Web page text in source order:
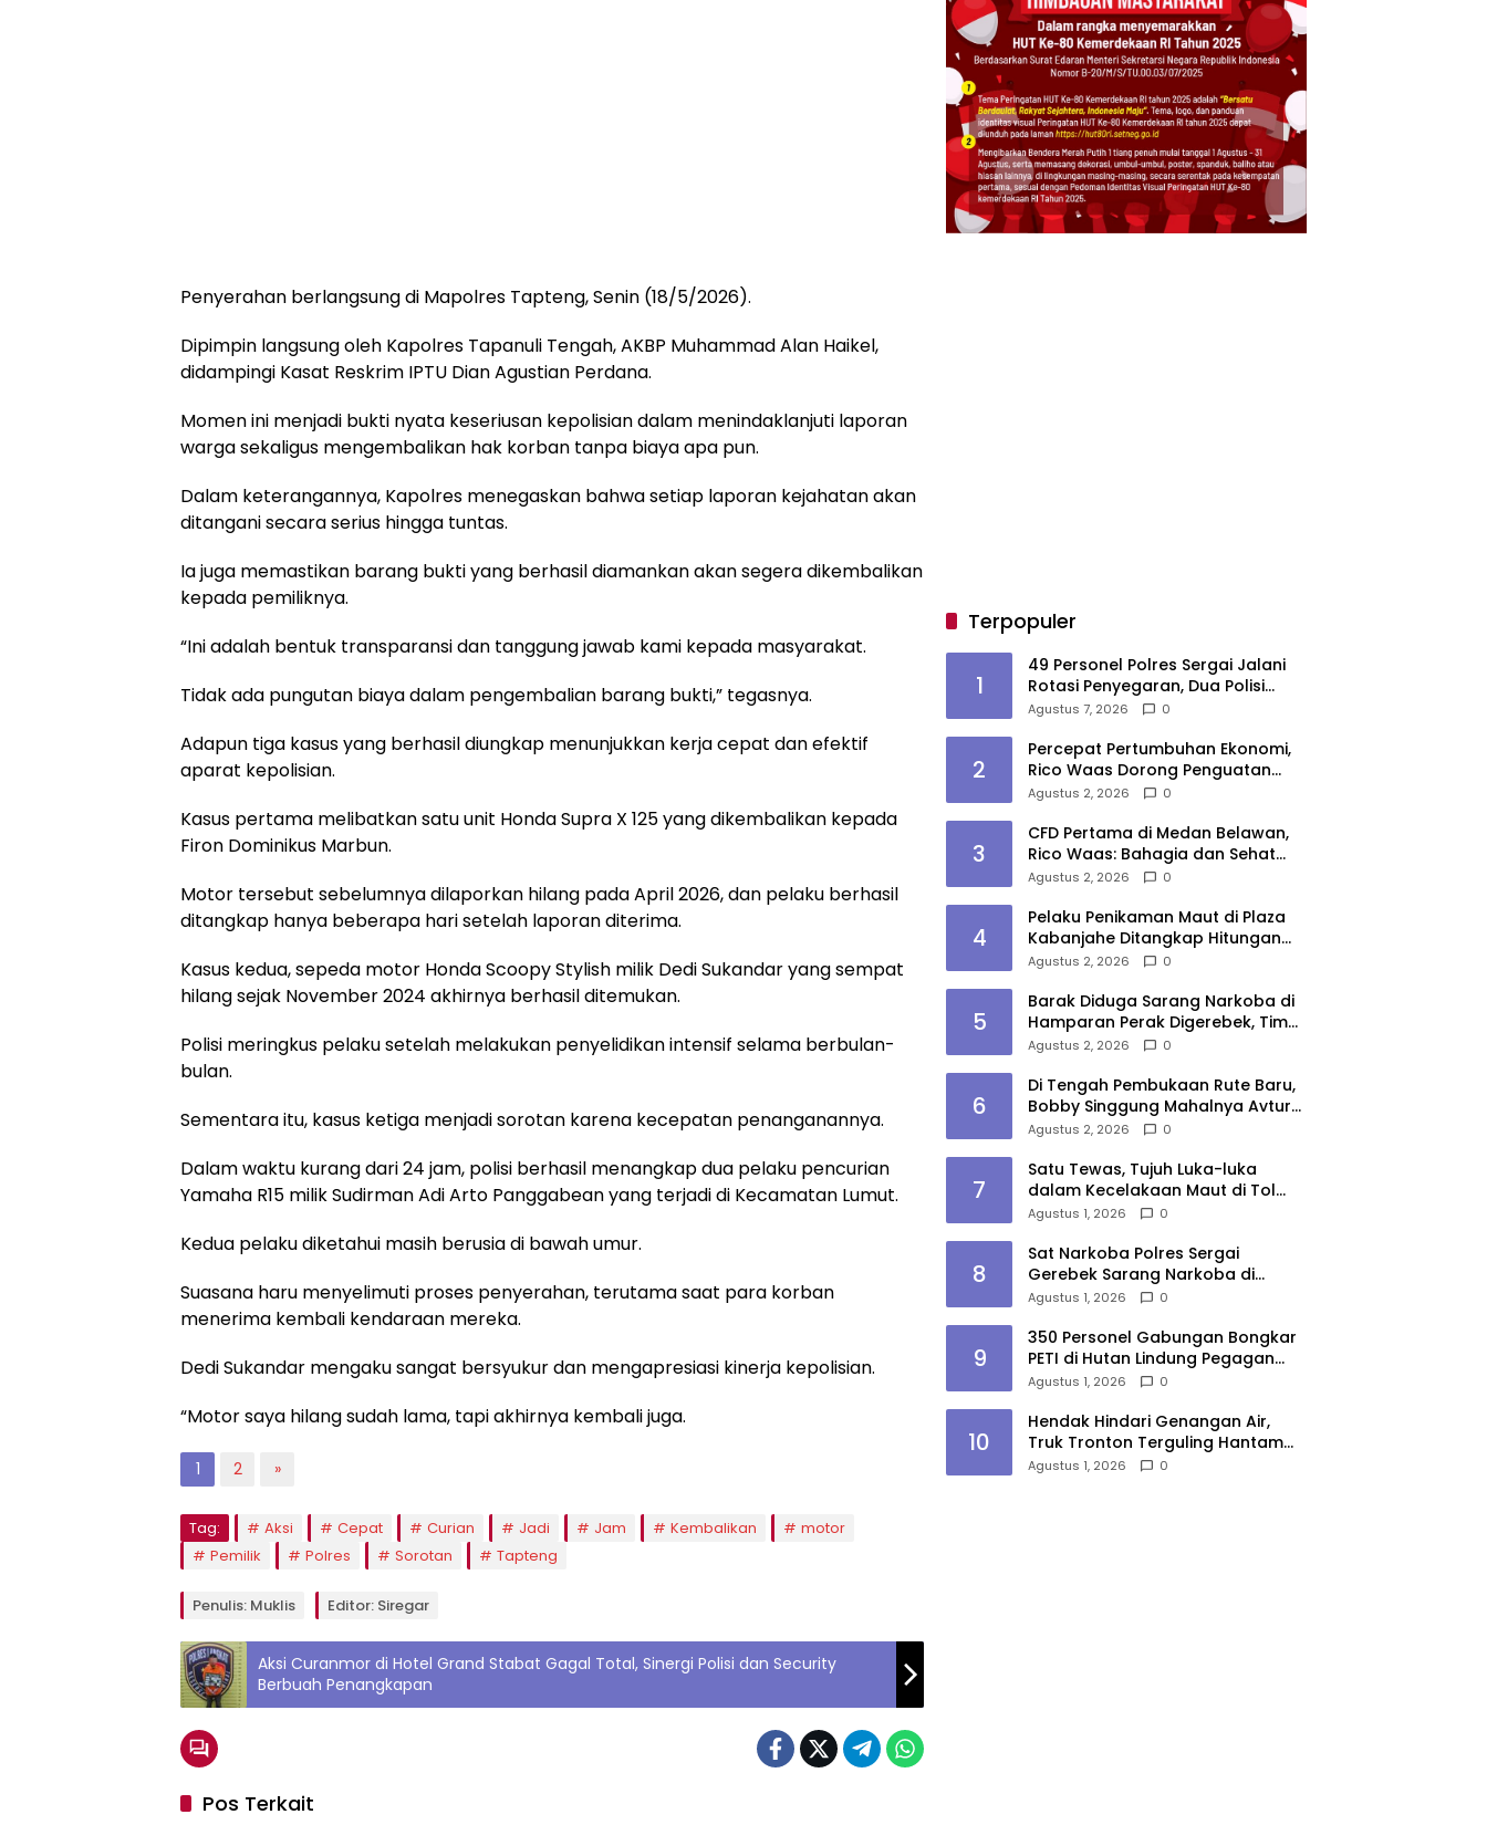
Penyerahan berlangsung di Mapolres Tapteng, Senin (18/5/2026).
Dipimpin langsung oleh Kapolres Tapanuli Tengah, AKBP Muhammad Alan Haikel,
didampingi Kasat Reskrim IPTU Dian Agustian Perdana.
Momen ini menjadi bukti nyata keseriusan kepolisian dalam menindaklanjuti laporan
warga sekaligus mengembalikan hak korban tanpa biaya apa pun.
Dalam keterangannya, Kapolres menegaskan bahwa setiap laporan kejahatan akan
ditangani secara serius hingga tuntas.
Ia juga memastikan barang bukti yang berhasil diamankan akan segera dikembalikan
kepada pemiliknya.
“Ini adalah bentuk transparansi dan tanggung jawab kami kepada masyarakat.
Tidak ada pungutan biaya dalam pengembalian barang bukti,” tegasnya.
Adapun tiga kasus yang berhasil diungkap menunjukkan kerja cepat dan efektif
aparat kepolisian.
Kasus pertama melibatkan satu unit Honda Supra X 125 yang dikembalikan kepada
Firon Dominikus Marbun.
Motor tersebut sebelumnya dilaporkan hilang pada April 2026, dan pelaku berhasil
ditangkap hanya beberapa hari setelah laporan diterima.
Kasus kedua, sepeda motor Honda Scoopy Stylish milik Dedi Sukandar yang sempat
hilang sejak November 2024 akhirnya berhasil ditemukan.
Polisi meringkus pelaku setelah melakukan penyelidikan intensif selama berbulan-
bulan.
Sementara itu, kasus ketiga menjadi sorotan karena kecepatan penanganannya.
Dalam waktu kurang dari 24 jam, polisi berhasil menangkap dua pelaku pencurian
Yamaha R15 milik Sudirman Adi Arto Panggabean yang terjadi di Kecamatan Lumut.
Kedua pelaku diketahui masih berusia di bawah umur.
Suasana haru menyelimuti proses penyerahan, terutama saat para korban
menerima kembali kendaraan mereka.
Dedi Sukandar mengaku sangat bersyukur dan mengapresiasi kinerja kepolisian.
“Motor saya hilang sudah lama, tapi akhirnya kembali juga.
1 2 »
Tag: Aksi Cepat Curian Jadi Jam Kembalikan
motor
Pemilik
Polres Sorotan Tapteng
Penulis: Muklis Editor: Siregar
Aksi Curanmor di Hotel Grand Stabat Gagal Total, Sinergi Polisi dan Security
Berbuah Penangkapan
Pos Terkait
Terpopuler
1
49 Personel Polres Sergai Jalani
Rotasi Penyegaran, Dua Polisi
Masuki Masa Purnawirawan
Agustus 7, 2026 0
2
Percepat Pertumbuhan Ekonomi,
Rico Waas Dorong Penguatan
Sinergi Pemko-DPRD Medan
Agustus 2, 2026 0
3
CFD Pertama di Medan Belawan,
Rico Waas: Bahagia dan Sehat
Harus Menjangkau Seluruh Sudut
Agustus 2, 2026 0
4
Pelaku Penikaman Maut di Plaza
Kabanjahe Ditangkap Hitungan
Menit, Polisi Dalami Motif
Agustus 2, 2026 0
5
Barak Diduga Sarang Narkoba di
Hamparan Perak Digerebek, Tim
Gabungan Musnahkan Lokasi
Agustus 2, 2026 0
6
Di Tengah Pembukaan Rute Baru,
Bobby Singgung Mahalnya Avtur
Kualanamu
Agustus 2, 2026 0
7
Satu Tewas, Tujuh Luka-luka
dalam Kecelakaan Maut di Tol
Medan–Tebing Tinggi
Agustus 1, 2026 0
8
Sat Narkoba Polres Sergai
Gerebek Sarang Narkoba di
Sungai Buaya, Satu Terduga
Agustus 1, 2026 0
9
350 Personel Gabungan Bongkar
PETI di Hutan Lindung Pegagan
Hilir, 47 Camp dan Puluhan
Agustus 1, 2026 0
10
Hendak Hindari Genangan Air,
Truk Tronton Terguling Hantam
Pembatas Jalan di Jalinsum
Agustus 1, 2026 0